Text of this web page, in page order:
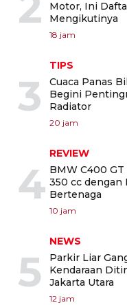
Motor, Ini
Mengikutinya
18 jam
3
TIPS
Cuaca Panas
Begini
Radiator
20 jam
4
REVIEW
BMW C400
350 cc dengan
Bertenaga
10 jam
5
NEWS
Parkir Liar
Kendaraan
Jakarta Utara
12 jam